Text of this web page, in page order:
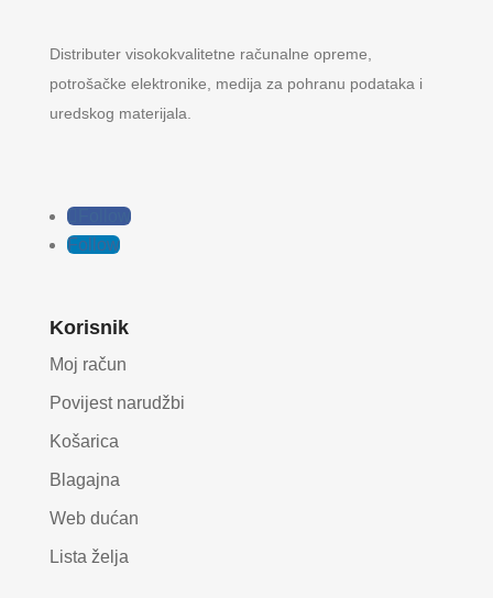
Distributer visokokvalitetne računalne opreme,
potrošačke elektronike, medija za pohranu podataka i
uredskog materijala.
Follow
Follow
Korisnik
Moj račun
Povijest narudžbi
Košarica
Blagajna
Web dućan
Lista želja